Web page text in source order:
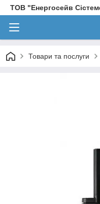
ТОВ "Енергосейв
Товари та послуги